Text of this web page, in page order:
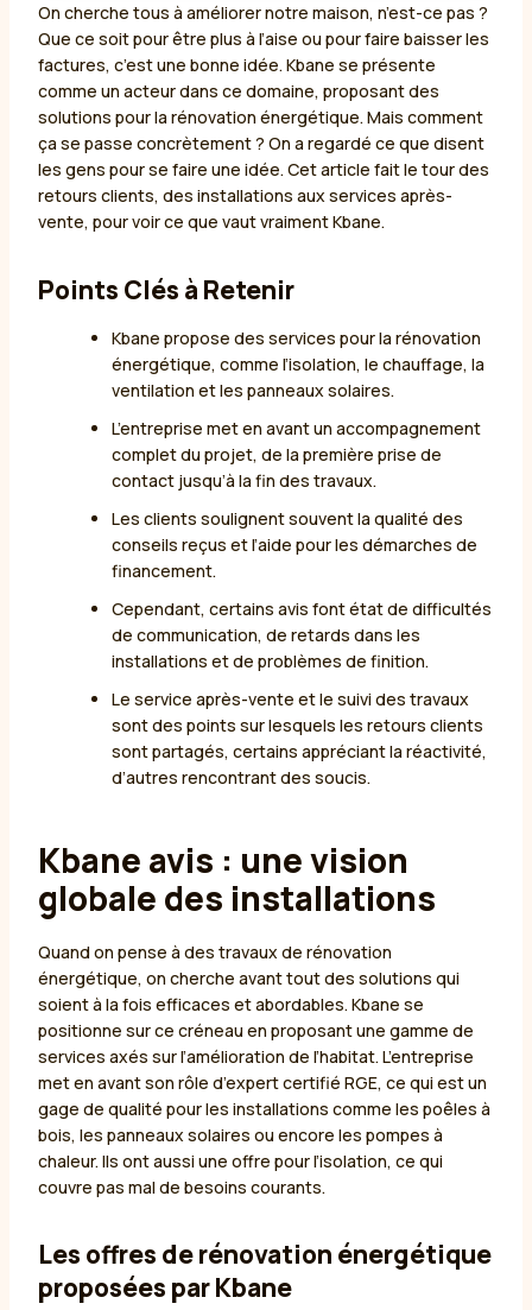
On cherche tous à améliorer notre maison, n’est-ce pas ?
Que ce soit pour être plus à l’aise ou pour faire baisser les
factures, c’est une bonne idée. Kbane se présente
comme un acteur dans ce domaine, proposant des
solutions pour la rénovation énergétique. Mais comment
ça se passe concrètement ? On a regardé ce que disent
les gens pour se faire une idée. Cet article fait le tour des
retours clients, des installations aux services après-
vente, pour voir ce que vaut vraiment Kbane.
Points Clés à Retenir
Kbane propose des services pour la rénovation
énergétique, comme l’isolation, le chauffage, la
ventilation et les panneaux solaires.
L’entreprise met en avant un accompagnement
complet du projet, de la première prise de
contact jusqu’à la fin des travaux.
Les clients soulignent souvent la qualité des
conseils reçus et l’aide pour les démarches de
financement.
Cependant, certains avis font état de difficultés
de communication, de retards dans les
installations et de problèmes de finition.
Le service après-vente et le suivi des travaux
sont des points sur lesquels les retours clients
sont partagés, certains appréciant la réactivité,
d’autres rencontrant des soucis.
Kbane avis : une vision
globale des installations
Quand on pense à des travaux de rénovation
énergétique, on cherche avant tout des solutions qui
soient à la fois efficaces et abordables. Kbane se
positionne sur ce créneau en proposant une gamme de
services axés sur l’amélioration de l’habitat. L’entreprise
met en avant son rôle d’expert certifié RGE, ce qui est un
gage de qualité pour les installations comme les poêles à
bois, les panneaux solaires ou encore les pompes à
chaleur. Ils ont aussi une offre pour l’isolation, ce qui
couvre pas mal de besoins courants.
Les offres de rénovation énergétique
proposées par Kbane